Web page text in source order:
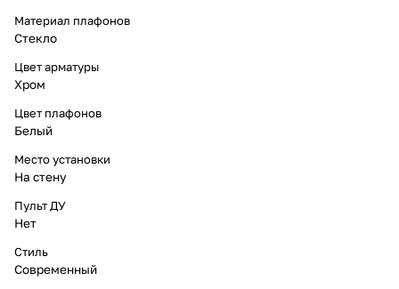
Материал плафонов
Стекло
Цвет арматуры
Хром
Цвет плафонов
Белый
Место установки
На стену
Пульт ДУ
Нет
Стиль
Современный